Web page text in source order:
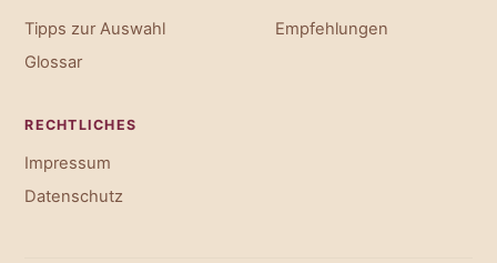
Tipps zur Auswahl
Glossar
Empfehlungen
RECHTLICHES
Impressum
Datenschutz